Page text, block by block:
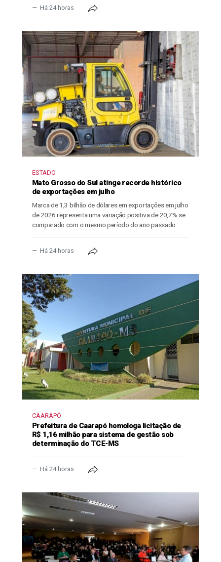
Há 24 horas
ESTADO
Mato Grosso do Sul atinge recorde histórico
de exportações em julho
Marca de 1,3 bilhão de dólares em exportações em julho
de 2026 representa uma variação positiva de 20,7% se
comparado com o mesmo período do ano passado
Há 24 horas
CAARAPÓ
Prefeitura de Caarapó homologa licitação de
R$ 1,16 milhão para sistema de gestão sob
determinação do TCE-MS
Há 24 horas